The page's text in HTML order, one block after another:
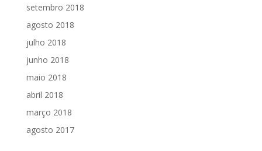
setembro 2018
agosto 2018
julho 2018
junho 2018
maio 2018
abril 2018
março 2018
agosto 2017